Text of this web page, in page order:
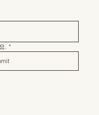
.
*